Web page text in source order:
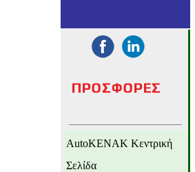
AutoKENAK Κεντρική
Σελίδα